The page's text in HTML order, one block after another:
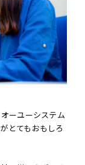
ーユーシステム
とてもおもしろ